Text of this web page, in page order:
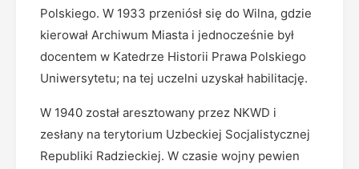
Polskiego. W 1933 przeniósł się do Wilna, gdzie
kierował Archiwum Miasta i jednocześnie był
docentem w Katedrze Historii Prawa Polskiego
Uniwersytetu; na tej uczelni uzyskał habilitację.
W 1940 został aresztowany przez NKWD i
zesłany na terytorium Uzbeckiej Socjalistycznej
Republiki Radzieckiej. W czasie wojny pewien